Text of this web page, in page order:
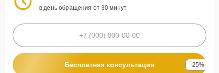
в день обращения от 30 минут
Бесплатная консультация -25%